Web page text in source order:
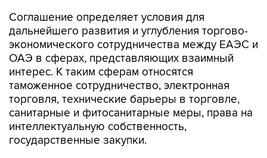
Соглашение определяет условия для
дальнейшего развития и углубления торгово-
экономического сотрудничества между ЕАЭС и
ОАЭ в сферах, представляющих взаимный
интерес. К таким сферам относятся
таможенное сотрудничество, электронная
торговля, технические барьеры в торговле,
санитарные и фитосанитарные меры, права на
интеллектуальную собственность,
государственные закупки.